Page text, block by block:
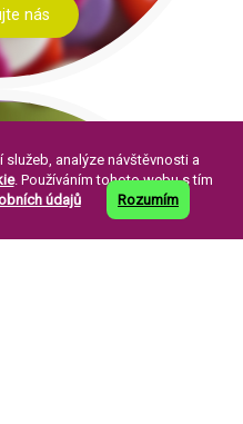
nás
analýze návštěvnosti a
. Používáním tohoto webu s tím
údajů Rozumím